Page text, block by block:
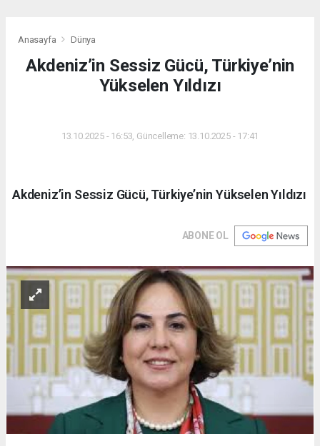
Anasayfa Dünya
Akdeniz’in Sessiz Gücü, Türkiye’nin
Yükselen Yıldızı
13.10.2025 - 16:53, Güncelleme: 13.10.2025 - 17:41
Akdeniz’in Sessiz Gücü, Türkiye’nin Yükselen Yıldızı
ABONE OL